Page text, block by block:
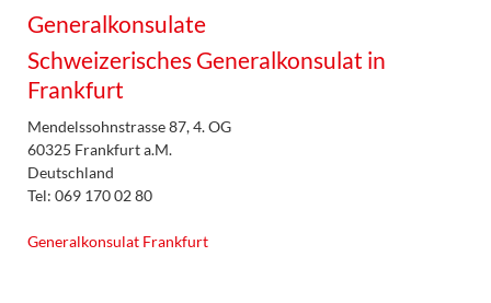
Generalkonsulate
Schweizerisches Generalkonsulat in
Frankfurt
Mendelssohnstrasse 87, 4. OG
60325 Frankfurt a.M.
Deutschland
Tel: 069 170 02 80
Generalkonsulat Frankfurt